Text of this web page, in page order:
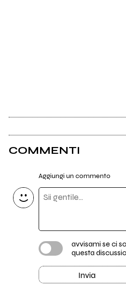
COMMENTI
Aggiungi un commento
avvisami se ci
questa
Invia